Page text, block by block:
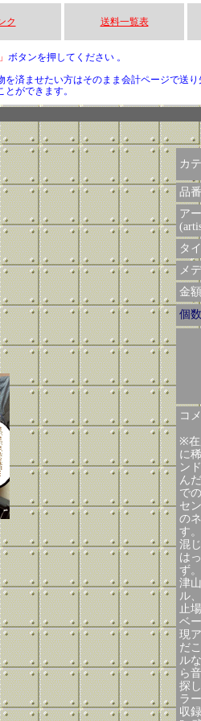
ク 送料一覧表
ボタンを押してください 。
済ませたい方はそのまま会計ページで送
ができます。
カ
品番
ア
タ
メ
金
個数
コ
※在
に
ン
ん
で
セ
の
す
混
は
ず。
津
ル
止
ベ
現
だ
ル
ら
探
ラー
収